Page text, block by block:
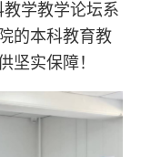
学教学论坛系
的本科教育教
坚实保障！